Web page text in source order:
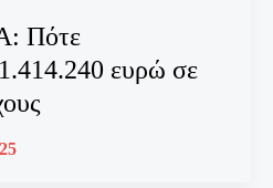
Πότε
ευρώ σε